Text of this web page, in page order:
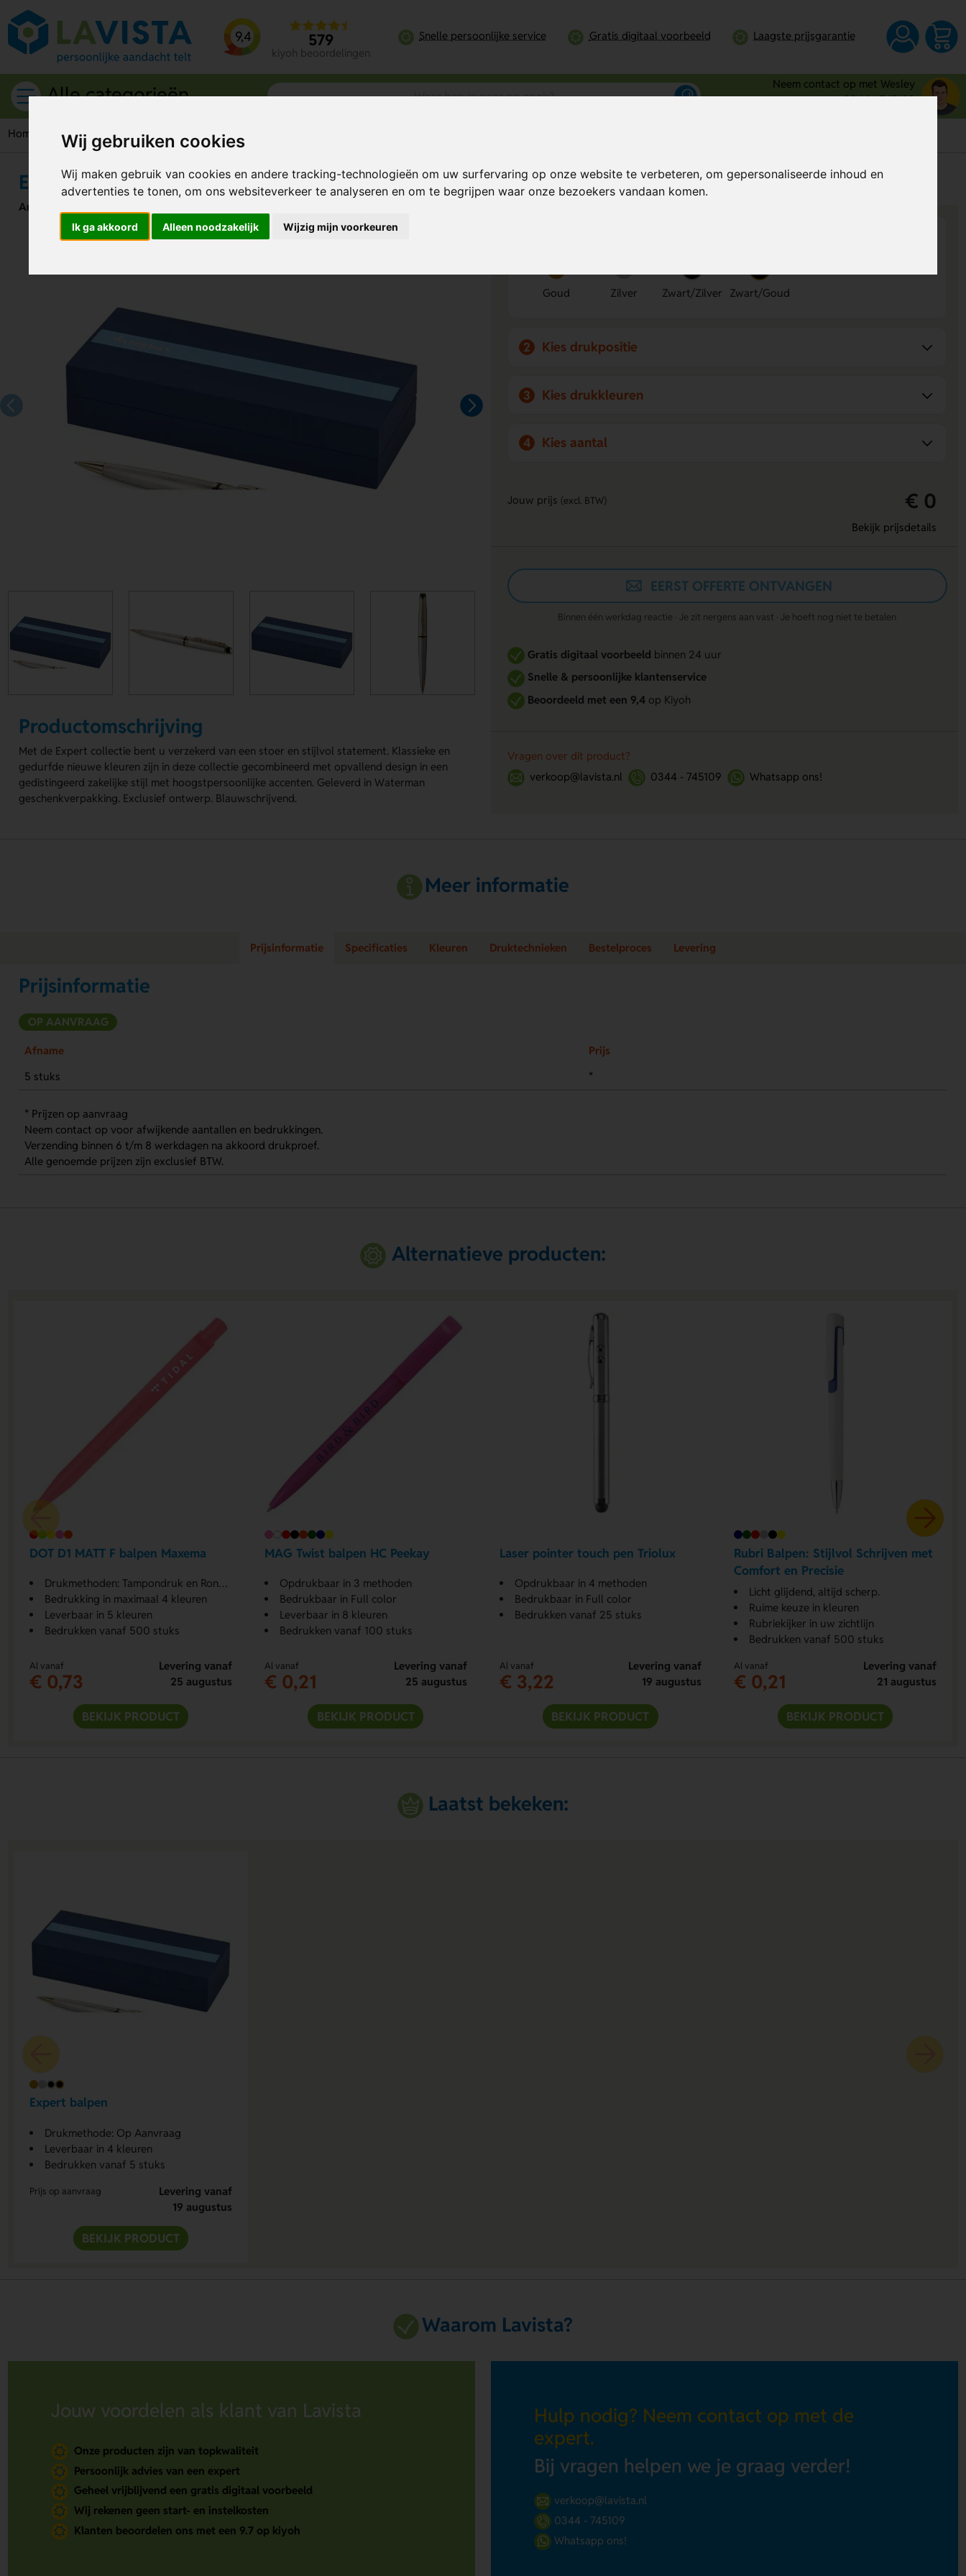
Wij gebruiken cookies
Wij maken gebruik van cookies en andere tracking-technologieën om uw surfervaring op onze website te verbeteren, om gepersonaliseerde inhoud en
advertenties te tonen, om ons websiteverkeer te analyseren en om te begrijpen waar onze bezoekers vandaan komen.
Ik ga akkoord Alleen noodzakelijk Wijzig mijn voorkeuren
9,4 579
kiyoh beoordelingen
Snelle persoonlijke service Gratis digitaal voorbeeld Laagste prijsgarantie
Alle categorieën
Neem contact op met Wesley
0344 - 745109
Home Schrijfwaren Pennen Expert balpen
Expert balpen
Artikelnummer:
Productomschrijving
Met de Expert collectie bent u verzekerd van een stoer en stijlvol statement. Klassieke en
gedurfde nieuwe kleuren zijn in deze collectie gecombineerd met opvallend design in een
gedistingeerd zakelijke stijl met hoogstpersoonlijke accenten. Geleverd in Waterman
geschenkverpakking. Exclusief ontwerp. Blauwschrijvend.
Bereken mijn prijs Prijs op aanvraag
Goud Zilver Zwart/Zilver Zwart/Goud
2 Kies drukpositie
3 Kies drukkleuren
4 Kies aantal
Jouw prijs (excl. BTW) € 0
Bekijk prijsdetails
EERST OFFERTE ONTVANGEN
Binnen één werkdag reactie · Je zit nergens aan vast · Je hoeft nog niet te betalen
Gratis digitaal voorbeeldbinnen 24 uur
Snelle & persoonlijke klantenservice
Beoordeeld met een 9,4op Kiyoh
Vragen over dit product?
verkoop@lavista.nl
0344 - 745109 Whatsapp ons!
Meer informatie
Prijsinformatie Specificaties Kleuren Druktechnieken Bestelproces Levering
Prijsinformatie
OP AANVRAAG
Afname
Prijs
5 stuks
*
* Prijzen op aanvraag
Neem contact op voor afwijkende aantallen en bedrukkingen.
Verzending binnen 6 t/m 8 werkdagen na akkoord drukproef.
Alle genoemde prijzen zijn exclusief BTW.
Alternatieve producten:
DOT D1 MATT F balpen Maxema
Drukmethoden: Tampondruk en Rondom zeefdruk
Bedrukking in maximaal 4 kleuren
Leverbaar in 5 kleuren
Bedrukken vanaf 500 stuks
Al vanaf
€ 0,73
Levering vanaf
25 augustus
BEKIJK PRODUCT
MAG Twist balpen HC Peekay
Opdrukbaar in 3 methoden
Bedrukbaar in Full color
Leverbaar in 8 kleuren
Bedrukken vanaf 100 stuks
Al vanaf
€ 0,21
Levering vanaf
25 augustus
BEKIJK PRODUCT
Laser pointer touch pen Triolux
Opdrukbaar in 4 methoden
Bedrukbaar in Full color
Bedrukken vanaf 25 stuks
Al vanaf
€ 3,22
Levering vanaf
19 augustus
BEKIJK PRODUCT
Rubri Balpen: Stijlvol Schrijven met
Comfort en Precisie
Licht glijdend, altijd scherp.
Ruime keuze in kleuren
Rubriekijker in uw zichtlijn
Bedrukken vanaf 500 stuks
Al vanaf
€ 0,21
Levering vanaf
21 augustus
BEKIJK PRODUCT
Laatst bekeken:
Expert balpen
Drukmethode: Op Aanvraag
Leverbaar in 4 kleuren
Bedrukken vanaf 5 stuks
Prijs op aanvraag
Levering vanaf
19 augustus
BEKIJK PRODUCT
Waarom Lavista?
Jouw voordelen als klant van Lavista
Onze producten zijn van topkwaliteit
Persoonlijk advies van een expert
Geheel vrijblijvend een gratis digitaal voorbeeld
Wij rekenen geen start- en instelkosten
Klanten beoordelen ons met een 9.7 op kiyoh
Hulp nodig? Neem contact op met de
expert.
Bij vragen helpen we je graag verder!
verkoop@lavista.nl
0344 - 745109
Whatsapp ons!